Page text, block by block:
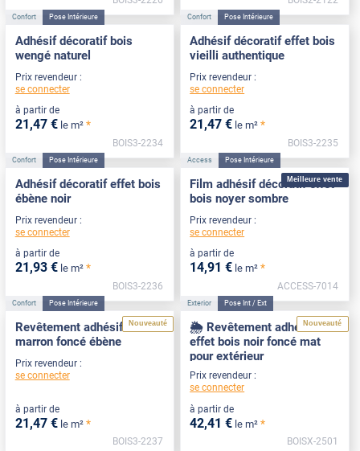
Confort Pose Intérieure
Adhésif décoratif bois
wengé naturel
Prix revendeur :
se connecter
à partir de
21 ,47 € le m² *
BOIS3-2234
Confort Pose Intérieure
Adhésif décoratif effet bois
vieilli authentique
Prix revendeur :
se connecter
à partir de
21 ,47 € le m² *
BOIS3-2235
Confort Pose Intérieure
Adhésif décoratif effet bois
ébène noir
Prix revendeur :
se connecter
à partir de
21 ,93 € le m² *
BOIS3-2236
Meilleure vente
Access Pose Intérieure
Film adhésif décoratif effet
bois noyer sombre
Prix revendeur :
se connecter
à partir de
14,91 € le m² *
ACCESS-7014
Nouveauté
Confort Pose Intérieure
Revêtement adhésif bois
marron foncé ébène
Prix revendeur :
se connecter
à partir de
21,47 € le m² *
BOIS3-2237
Nouveauté
Exterior Pose Int / Ext
🌦️ Revêtement adhésif
effet bois noir foncé mat
pour extérieur
Prix revendeur :
se connecter
à partir de
42,41 € le m² *
BOISX-2501